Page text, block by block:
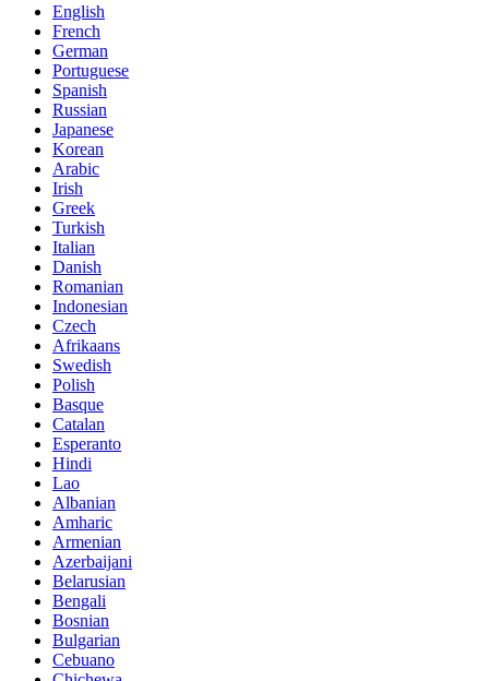
English
French
German
Portuguese
Spanish
Russian
Japanese
Korean
Arabic
Irish
Greek
Turkish
Italian
Danish
Romanian
Indonesian
Czech
Afrikaans
Swedish
Polish
Basque
Catalan
Esperanto
Hindi
Lao
Albanian
Amharic
Armenian
Azerbaijani
Belarusian
Bengali
Bosnian
Bulgarian
Cebuano